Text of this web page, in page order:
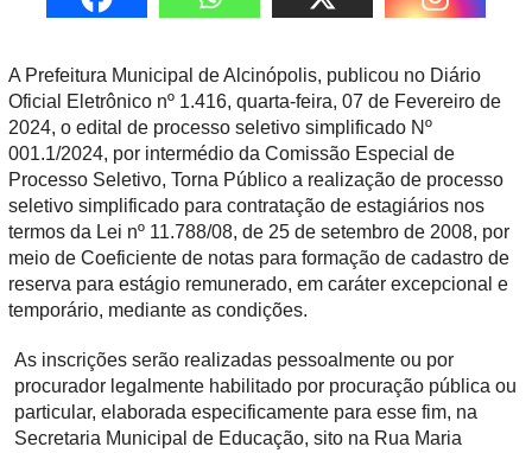
A Prefeitura Municipal de Alcinópolis, publicou no Diário
Oficial Eletrônico nº 1.416, quarta-feira, 07 de Fevereiro de
2024, o edital de processo seletivo simplificado Nº
001.1/2024, por intermédio da Comissão Especial de
Processo Seletivo, Torna Público a realização de processo
seletivo simplificado para contratação de estagiários nos
termos da Lei nº 11.788/08, de 25 de setembro de 2008, por
meio de Coeficiente de notas para formação de cadastro de
reserva para estágio remunerado, em caráter excepcional e
temporário, mediante as condições.
As inscrições serão realizadas pessoalmente ou por
procurador legalmente habilitado por procuração pública ou
particular, elaborada especificamente para esse fim, na
Secretaria Municipal de Educação, sito na Rua Maria